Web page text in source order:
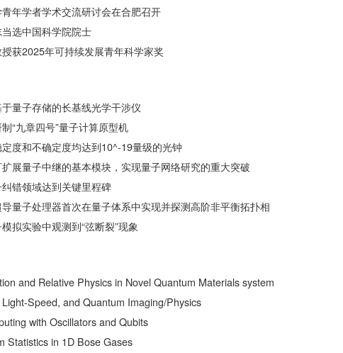
年学者学术交流研讨会在合肥召开
选中国科学院院士
获2025年可持续发展青年科学家奖
量子存储的长基线光学干涉仪
“九章四号”量子计算原型机
度和不确定度均达到10^-19​量级的光钟
展量子中继的基本模块，实现量子网络研究的重大突破
错领域达到关键里程碑
量子处理器首次在量子体系中实现并探测高阶非平衡拓扑相
拟实验中观测到“弦断裂”现象
and Relative Physics in Novel Quantum Materials system
Speed, and Quantum Imaging/Physics
with Oscillators and Qubits
Statistics in 1D Bose Gases